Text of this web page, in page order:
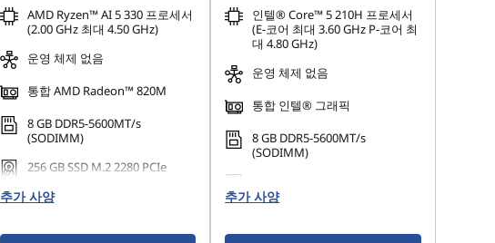
AMD Ryzen™ AI 5 330 프로세서
(2.00 GHz 최대 4.50 GHz)
운영 체제 없음
통합 AMD Radeon™ 820M
8 GB DDR5-5600MT/s
(SODIMM)
256 GB SSD M.2 2280 PCIe
추가 사양
인텔® Core™ 5 210H 프로세서
(E-코어 최대 3.60 GHz P-코어 최
대 4.80 GHz)
운영 체제 없음
통합 인텔® 그래픽
8 GB DDR5-5600MT/s
(SODIMM)
Gen4 TLC
추가 사양